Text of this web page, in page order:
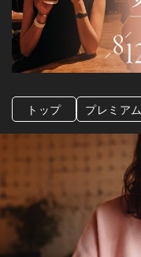
トップ プレミアム